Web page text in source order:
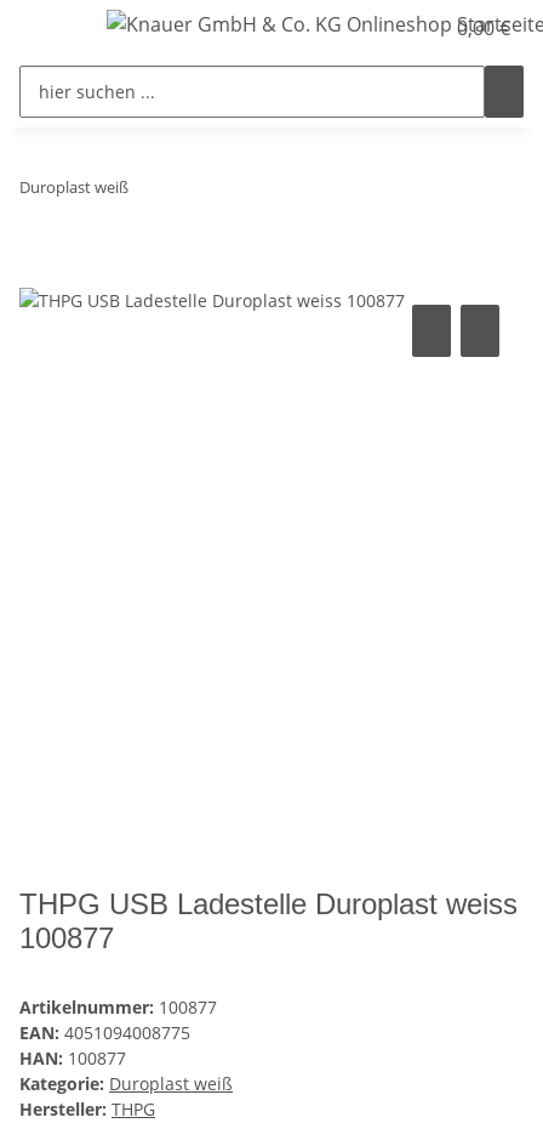
0,00 €
Duroplast weiß
THPG USB Ladestelle Duroplast weiss
100877
Artikelnummer: 100877
EAN: 4051094008775
HAN: 100877
Kategorie: Duroplast weiß
Hersteller: THPG